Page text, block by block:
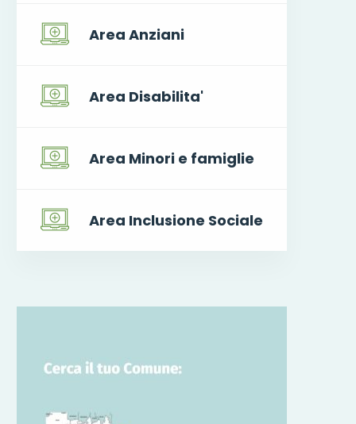
Area Anziani
Area Disabilita'
Area Minori e famiglie
Area Inclusione Sociale